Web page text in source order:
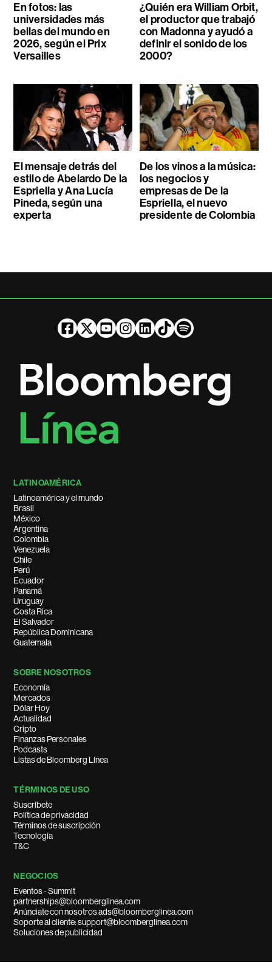
En fotos: las
universidades más
bellas del mundo en
2026, según el Prix
Versailles
¿Quién era William Orbit,
el productor que trabajó
con Madonna y ayudó a
definir el sonido de los
2000?
El mensaje detrás del
estilo de Abelardo De la
Espriella y Ana Lucía
Pineda, según una
experta
De los vinos a la música:
los negocios y
empresas de De la
Espriella, el nuevo
presidente de Colombia
LATINOAMÉRICA
Latinoamérica y el mundo
Brasil
México
Argentina
Colombia
Venezuela
Chile
Perú
Ecuador
Panamá
Uruguay
Costa Rica
El Salvador
República Dominicana
Guatemala
SOBRE NOSOTROS
Economía
Mercados
Dólar Hoy
Actualidad
Cripto
Finanzas Personales
Podcasts
Listas de Bloomberg Línea
TÉRMINOS DE USO
Suscríbete
Política de privacidad
Términos de suscripción
Tecnología
T&C
NEGOCIOS
Eventos - Summit
partnerships@bloomberglinea.com
Anúnciate con nosotros ads@bloomberglinea.com
Soporte al cliente: support@bloomberglinea.com
Soluciones de publicidad